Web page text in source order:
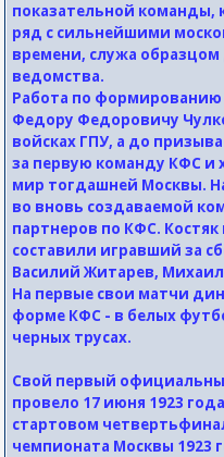
показательной команды,
ряд с сильнейшими
времени, служа
ведомства.
Работа по
Федору Федоровичу
войсках ГПУ, а до
за первую команду КФС
мир тогдашней Москвы.
во вновь создаваемой
партнеров по КФС.
составили игравший за
Василий Житарев,
На первые свои матчи
форме КФС - в белых
черных трусах.
Свой первый
провело 17 июня 1923
стартовом
чемпионата Москвы 1923